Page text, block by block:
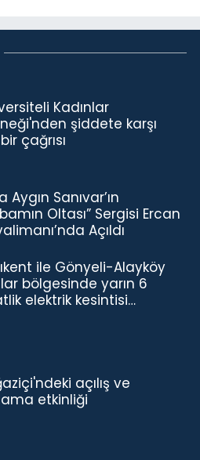
Kadınlar
şiddete karşı
çağrısı
Aygın Sanıvar’ın
Oltası” Sergisi Ercan
Açıldı
ile Gönyeli-Alayköy
bölgesinde yarın 6
elektrik kesintisi…
açılış ve
etkinliği